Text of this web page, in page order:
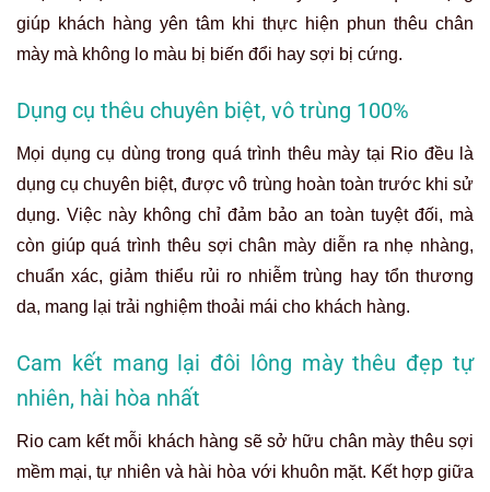
giúp khách hàng yên tâm khi thực hiện phun thêu chân
mày mà không lo màu bị biến đổi hay sợi bị cứng.
Dụng cụ thêu chuyên biệt, vô trùng 100%
Mọi dụng cụ dùng trong quá trình thêu mày tại Rio đều là
dụng cụ chuyên biệt, được vô trùng hoàn toàn trước khi sử
dụng. Việc này không chỉ đảm bảo an toàn tuyệt đối, mà
còn giúp quá trình thêu sợi chân mày diễn ra nhẹ nhàng,
chuẩn xác, giảm thiểu rủi ro nhiễm trùng hay tổn thương
da, mang lại trải nghiệm thoải mái cho khách hàng.
Cam kết mang lại đôi lông mày thêu đẹp tự
nhiên, hài hòa nhất
Rio cam kết mỗi khách hàng sẽ sở hữu chân mày thêu sợi
mềm mại, tự nhiên và hài hòa với khuôn mặt. Kết hợp giữa